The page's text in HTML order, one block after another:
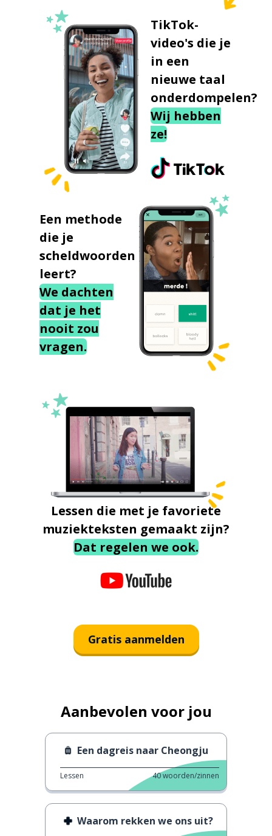
TikTok-
video's die je
in een
nieuwe taal
onderdompelen?
Wij hebben
ze!
Een methode
die je
scheldwoorden
leert?
We dachten
dat je het
nooit zou
vragen.
Lessen die met je favoriete
muziekteksten gemaakt zijn?
Dat regelen we ook.
Gratis aanmelden
Aanbevolen voor jou
Een dagreis naar Cheongju
Lessen 40woorden/zinnen
Waarom rekken we ons uit?